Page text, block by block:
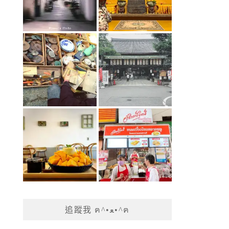
追蹤我 ฅ^•ﻌ•^ฅ